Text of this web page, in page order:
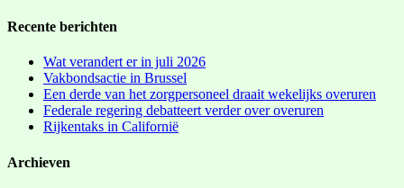
Recente berichten
Wat verandert er in juli 2026
Vakbondsactie in Brussel
Een derde van het zorgpersoneel draait wekelijks overuren
Federale regering debatteert verder over overuren
Rijkentaks in Californië
Archieven